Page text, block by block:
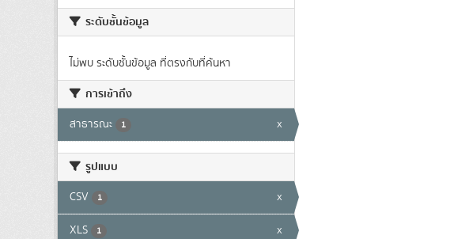
ระดับชั้นข้อมูล
ไม่พบ ระดับชั้นข้อมูล ที่ตรงกับที่ค้นหา
การเข้าถึง
สาธารณะ 1 x
รูปแบบ
CSV 1 x
XLS 1 x